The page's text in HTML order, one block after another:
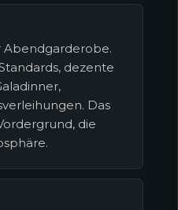
Abendgarderobe.
dezente
Das
die